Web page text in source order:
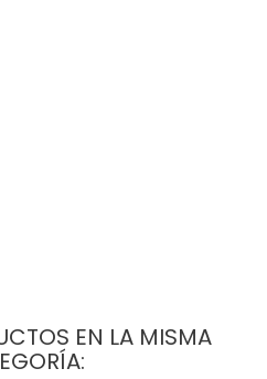
EN LA MISMA